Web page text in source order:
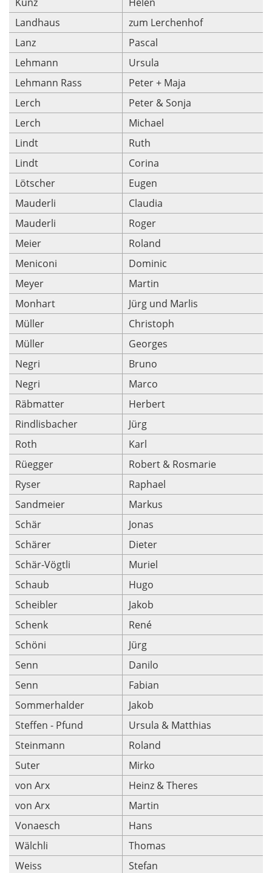
Landhaus
zum Lerchenhof
Lanz
Pascal
Lehmann
Ursula
Lehmann Rass
Peter + Maja
Lerch
Peter & Sonja
Lerch
Michael
Lindt
Ruth
Lindt
Corina
Lötscher
Eugen
Mauderli
Claudia
Mauderli
Roger
Meier
Roland
Meniconi
Dominic
Meyer
Martin
Monhart
Jürg und Marlis
Müller
Christoph
Müller
Georges
Negri
Bruno
Negri
Marco
Räbmatter
Herbert
Rindlisbacher
Jürg
Roth
Karl
Rüegger
Robert & Rosmarie
Ryser
Raphael
Sandmeier
Markus
Schär
Jonas
Schärer
Dieter
Schär-Vögtli
Muriel
Schaub
Hugo
Scheibler
Jakob
Schenk
René
Schöni
Jürg
Senn
Danilo
Senn
Fabian
Sommerhalder
Jakob
Steffen - Pfund
Ursula & Matthias
Steinmann
Roland
Suter
Mirko
von Arx
Heinz & Theres
von Arx
Martin
Vonaesch
Hans
Wälchli
Thomas
Weiss
Stefan